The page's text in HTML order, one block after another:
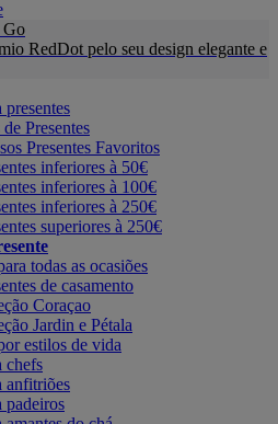
Go
RedDot pelo seu design elegante e
presentes
de Presentes
Presentes Favoritos
inferiores à 50€
inferiores à 100€
inferiores à 250€
superiores à 250€
todas as ocasiões
de casamento
Coraçao
Jardin e Pétala
estilos de vida
chefs
anfitriões
padeiros